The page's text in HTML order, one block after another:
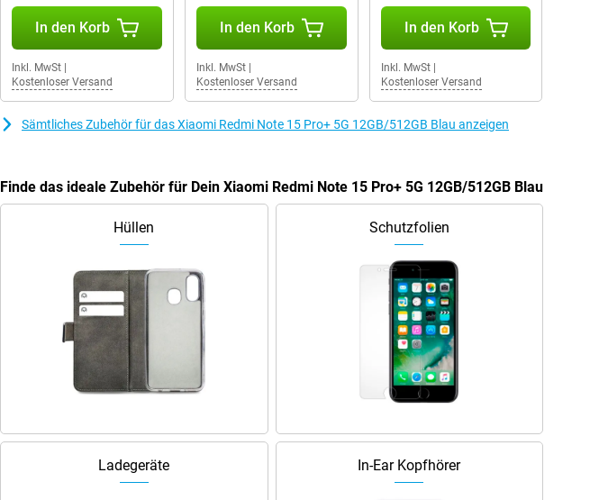
In den Korb
Inkl. MwSt
Kostenloser Versand
In den Korb
Inkl. MwSt|
Kostenloser Versand
In den Korb
Inkl. MwSt|
Kostenloser Versand
Sämtliches Zubehör für das Xiaomi Redmi Note 15 Pro+ 5G 12GB/512GB Blau anzeigen
Finde das ideale Zubehör für Dein Xiaomi Redmi Note 15 Pro+ 5G 12GB/512GB Blau
Hüllen Schutzfolien
Ladegeräte In-Ear Kopfhörer